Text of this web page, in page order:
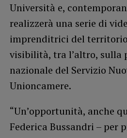
Università e,
realizzerà una serie di
imprenditrici del
visibilità, tra l’altro, sulla
nazionale del Servizio
Unioncamere.
“Un’opportunità, anche
Federica Bussandri – per